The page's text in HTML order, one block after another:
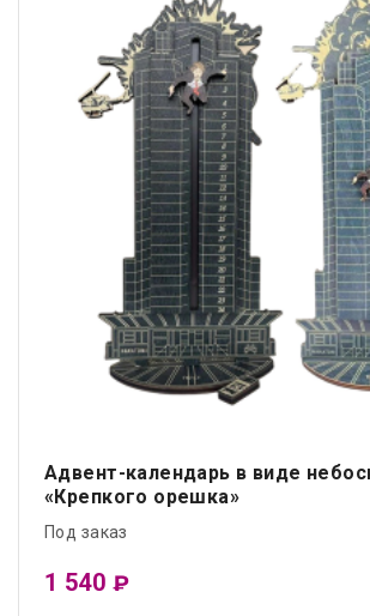
Адвент-календарь в виде
«Крепкого орешка»
Под заказ
1 540 ₽